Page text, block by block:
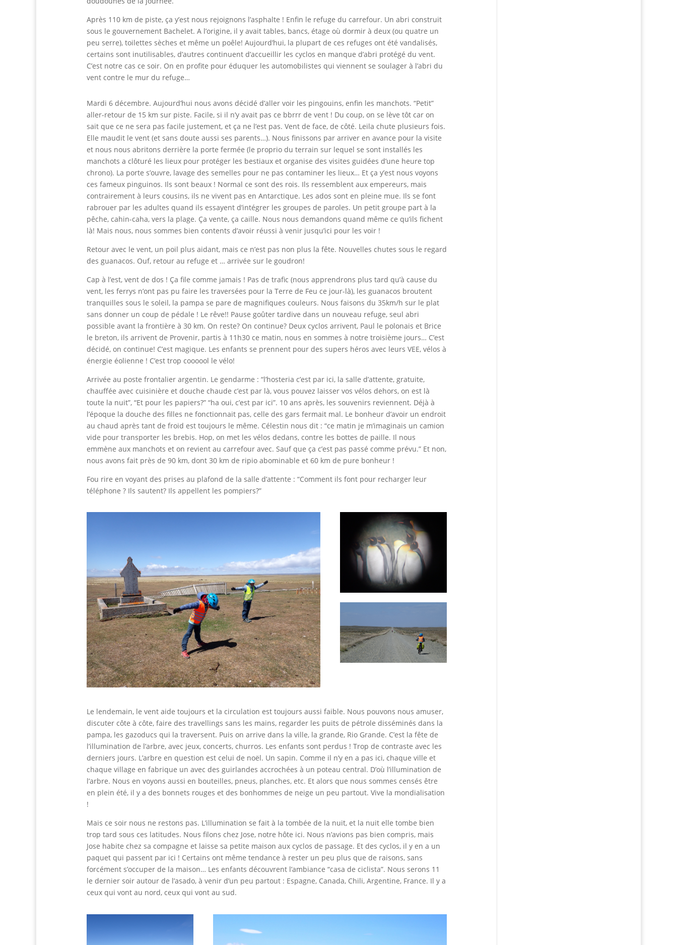
Après 110 km de piste, ça y’est nous rejoignons l’asphalte ! Enfin le refuge du carrefour. Un abri construit
sous le gouvernement Bachelet. A l’origine, il y avait tables, bancs, étage où dormir à deux (ou quatre un
peu serre), toilettes sèches et même un poêle! Aujourd’hui, la plupart de ces refuges ont été vandalisés,
certains sont inutilisables, d’autres continuent d’accueillir les cyclos en manque d’abri protégé du vent.
C’est notre cas ce soir. On en profite pour éduquer les automobilistes qui viennent se soulager à l’abri du
vent contre le mur du refuge…
Mardi 6 décembre. Aujourd’hui nous avons décidé d’aller voir les pingouins, enfin les manchots. “Petit”
aller-retour de 15 km sur piste. Facile, si il n’y avait pas ce bbrrr de vent ! Du coup, on se lève tôt car on
sait que ce ne sera pas facile justement, et ça ne l’est pas. Vent de face, de côté. Leila chute plusieurs fois.
Elle maudit le vent (et sans doute aussi ses parents…). Nous finissons par arriver en avance pour la visite
et nous nous abritons derrière la porte fermée (le proprio du terrain sur lequel se sont installés les
manchots a clôturé les lieux pour protéger les bestiaux et organise des visites guidées d’une heure top
chrono). La porte s’ouvre, lavage des semelles pour ne pas contaminer les lieux… Et ça y’est nous voyons
ces fameux pinguinos. Ils sont beaux ! Normal ce sont des rois. Ils ressemblent aux empereurs, mais
contrairement à leurs cousins, ils ne vivent pas en Antarctique. Les ados sont en pleine mue. Ils se font
rabrouer par les adultes quand ils essayent d’intégrer les groupes de paroles. Un petit groupe part à la
pêche, cahin-caha, vers la plage. Ça vente, ça caille. Nous nous demandons quand même ce qu’ils fichent
là! Mais nous, nous sommes bien contents d’avoir réussi à venir jusqu’ici pour les voir !
Retour avec le vent, un poil plus aidant, mais ce n’est pas non plus la fête. Nouvelles chutes sous le regard
des guanacos. Ouf, retour au refuge et … arrivée sur le goudron!
Cap à l’est, vent de dos ! Ça file comme jamais ! Pas de trafic (nous apprendrons plus tard qu’à cause du
vent, les ferrys n’ont pas pu faire les traversées pour la Terre de Feu ce jour-là), les guanacos broutent
tranquilles sous le soleil, la pampa se pare de magnifiques couleurs. Nous faisons du 35km/h sur le plat
sans donner un coup de pédale ! Le rêve!! Pause goûter tardive dans un nouveau refuge, seul abri
possible avant la frontière à 30 km. On reste? On continue? Deux cyclos arrivent, Paul le polonais et Brice
le breton, ils arrivent de Provenir, partis à 11h30 ce matin, nous en sommes à notre troisième jours… C’est
décidé, on continue! C’est magique. Les enfants se prennent pour des supers héros avec leurs VEE, vélos à
énergie éolienne ! C’est trop coooool le vélo!
Arrivée au poste frontalier argentin. Le gendarme : “l’hosteria c’est par ici, la salle d’attente, gratuite,
chauffée avec cuisinière et douche chaude c’est par là, vous pouvez laisser vos vélos dehors, on est là
toute la nuit”, “Et pour les papiers?” “ha oui, c’est par ici”. 10 ans après, les souvenirs reviennent. Déjà à
l’époque la douche des filles ne fonctionnait pas, celle des gars fermait mal. Le bonheur d’avoir un endroit
au chaud après tant de froid est toujours le même. Célestin nous dit : “ce matin je m’imaginais un camion
vide pour transporter les brebis. Hop, on met les vélos dedans, contre les bottes de paille. Il nous
emmène aux manchots et on revient au carrefour avec. Sauf que ça c’est pas passé comme prévu.” Et non,
nous avons fait près de 90 km, dont 30 km de ripio abominable et 60 km de pure bonheur !
Fou rire en voyant des prises au plafond de la salle d’attente : “Comment ils font pour recharger leur
téléphone ? Ils sautent? Ils appellent les pompiers?”
Le lendemain, le vent aide toujours et la circulation est toujours aussi faible. Nous pouvons nous amuser,
discuter côte à côte, faire des travellings sans les mains, regarder les puits de pétrole disséminés dans la
pampa, les gazoducs qui la traversent. Puis on arrive dans la ville, la grande, Rio Grande. C’est la fête de
l’illumination de l’arbre, avec jeux, concerts, churros. Les enfants sont perdus ! Trop de contraste avec les
derniers jours. L’arbre en question est celui de noël. Un sapin. Comme il n’y en a pas ici, chaque ville et
chaque village en fabrique un avec des guirlandes accrochées à un poteau central. D’où l’illumination de
l’arbre. Nous en voyons aussi en bouteilles, pneus, planches, etc. Et alors que nous sommes censés être
en plein été, il y a des bonnets rouges et des bonhommes de neige un peu partout. Vive la mondialisation
!
Mais ce soir nous ne restons pas. L’illumination se fait à la tombée de la nuit, et la nuit elle tombe bien
trop tard sous ces latitudes. Nous filons chez Jose, notre hôte ici. Nous n’avions pas bien compris, mais
Jose habite chez sa compagne et laisse sa petite maison aux cyclos de passage. Et des cyclos, il y en a un
paquet qui passent par ici ! Certains ont même tendance à rester un peu plus que de raisons, sans
forcément s’occuper de la maison… Les enfants découvrent l’ambiance “casa de ciclista”. Nous serons 11
le dernier soir autour de l’asado, à venir d’un peu partout : Espagne, Canada, Chili, Argentine, France. Il y a
ceux qui vont au nord, ceux qui vont au sud.